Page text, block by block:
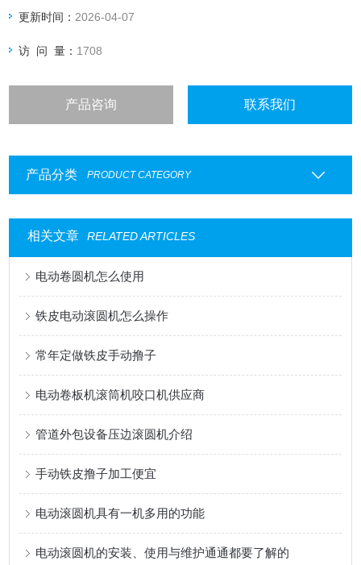
更新时间： 2026-04-07
访 问 量： 1708
产品咨询 联系我们
产品分类 PRODUCT CATEGORY
相关文章 RELATED ARTICLES
电动卷圆机怎么使用
铁皮电动滚圆机怎么操作
常年定做铁皮手动撸子
电动卷板机滚筒机咬口机供应商
管道外包设备压边滚圆机介绍
手动铁皮撸子加工便宜
电动滚圆机具有一机多用的功能
电动滚圆机的安装、使用与维护通通都要了解的